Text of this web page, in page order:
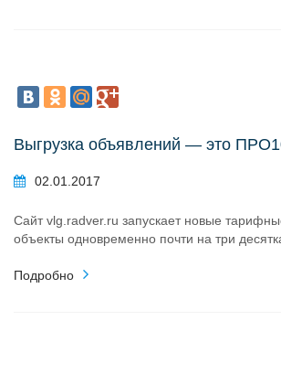
Выгрузка объявлений — это
02.01.2017
Сайт vlg.radver.ru запускает новые
объекты одновременно почти на три
Подробно